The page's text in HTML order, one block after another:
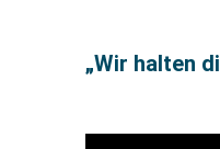
„Wir halten